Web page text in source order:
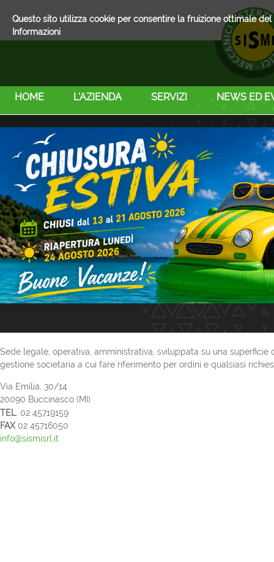
Questo sito utilizza cookie per consentire la fruizione ottimale
Informazioni
HOME L'AZIENDA SERVIZI NEWS ED
Sede legale, operativa, amministrativa, sviluppata su una
gestione societaria a cui fare riferimento per ordini e qualsiasi
Via Emilia, 30/14
20090 Buccinasco (MI)
TEL. 02 45719159
FAX02 45716050
info@sismisrl.it